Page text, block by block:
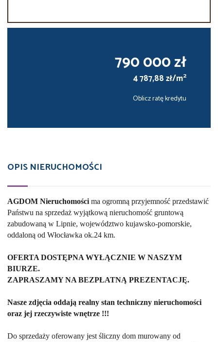
790 000 zł
4 787,88 zł/m2
Oblicz ratę kredytu
OPIS NIERUCHOMOŚCI
AGDOM Nieruchomości ma ogromną przyjemność przedstawić
Państwu na sprzedaż wyjątkową nieruchomość gruntową
zabudowaną w Lipnie, województwo kujawsko-pomorskie,
oddaloną od Włocławka ok.24 km.
OFERTA DOSTĘPNA WYŁĄCZNIE W NASZYM
BIURZE.
ZAPRASZAMY NA BEZPŁATNĄ PREZENTACJĘ.
Nasze zdjęcia oddają realny stan techniczny nieruchomości
oraz jej rzeczywiste wnętrze !!!
Do sprzedaży oferowany jest śliczny dom murowany od